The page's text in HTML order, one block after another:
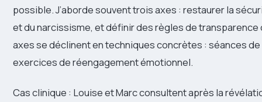
possible. J’aborde souvent trois axes : restaurer la
et du narcissisme, et définir des règles de
axes se déclinent en techniques concrètes : séances
exercices de réengagement émotionnel.
Cas clinique : Louise et Marc consultent après la